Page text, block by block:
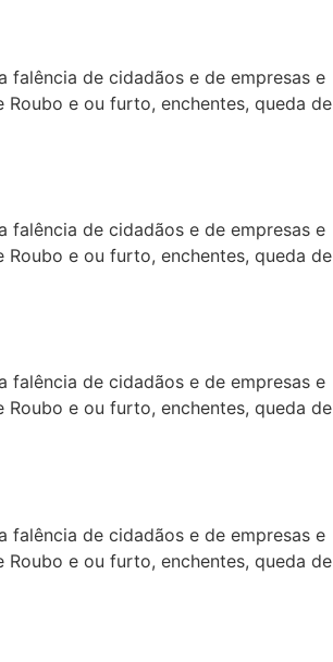
falência de cidadãos e de empresas e
e ou furto, enchentes, queda de
falência de cidadãos e de empresas e
e ou furto, enchentes, queda de
falência de cidadãos e de empresas e
e ou furto, enchentes, queda de
falência de cidadãos e de empresas e
e ou furto, enchentes, queda de